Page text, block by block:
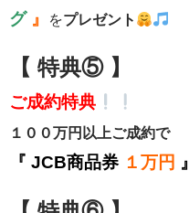
グ』 をプレゼント
【 特典⑤ 】
ご成約特典
１００万円以上ご成約で
『 JCB商品券 １万円 』